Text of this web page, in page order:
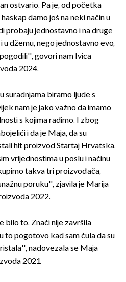
ostvario. Pa je, od početka
damo još na neki način u
probaju jednostavno i na druge
u džemu, nego jednostavno evo,
govori nam Ivica
2024.
suradnjama biramo ljude s
nam je jako važno da imamo
s kojima radimo. I zbog
i da je Maja, da su
hit proizvod Startaj Hrvatska,
vrijednostima u poslu i načinu
takva tri proizvođača,
poruku'', zjavila je Marija
2022.
bilo to. Znači nije završila
to pogotovo kad sam čula da su
nadovezala se Maja
2021.